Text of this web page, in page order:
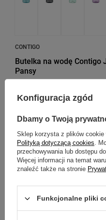
CONTIGO
Butelka na wodę Contigo
Pansy
Najniższa cena produktu w
wprowadzeniem obniżki:
PROMOCJA PRZECENA
Konfiguracja zgód
Dbamy o Twoją
Sklep korzysta z plików cookie
Polityką dotyczącą cookies.
przechowywania lub dostępu
Więcej informacji na temat
znaleźć także na stronie
Funkcjonalne pliki